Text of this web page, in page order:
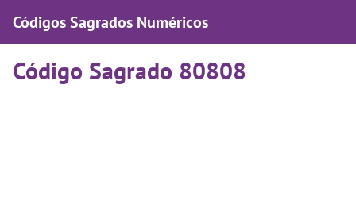
Códigos Sagrados Numéricos
Código Sagrado 80808